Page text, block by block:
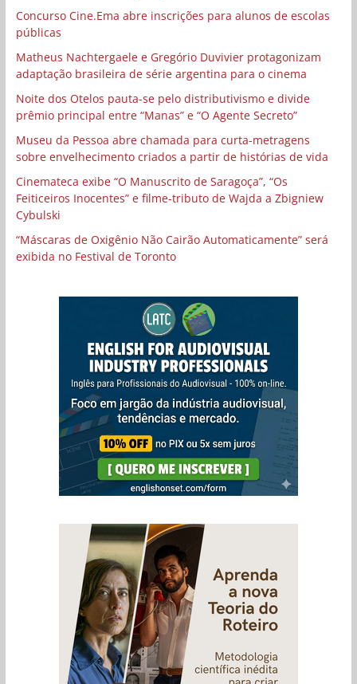
Concurso Cine.Ema abre inscrições para alunos de escolas
públicas
Matheus Nachtergaele e Gregório Duvivier protagonizam
adaptação brasileira de série argentina para o cinema
Noite dos Otelos pauta-se pelo distributivismo e divide
prêmio principal entre “Manas” e “O Agente Secreto”
Museu da Pessoa abre chamada para curta-metragens
sobre envelhecimento criados a partir de histórias de vida
Cinemateca exibe “O Manuscrito de Saragoça”, “Os
Feiticeiros Inocentes” e filme-tributo de Wajda a Zbigniew
Cybulski
“Máscaras de Oxigênio Não Cairão Automaticamente” será
exibida no Festival de Toronto